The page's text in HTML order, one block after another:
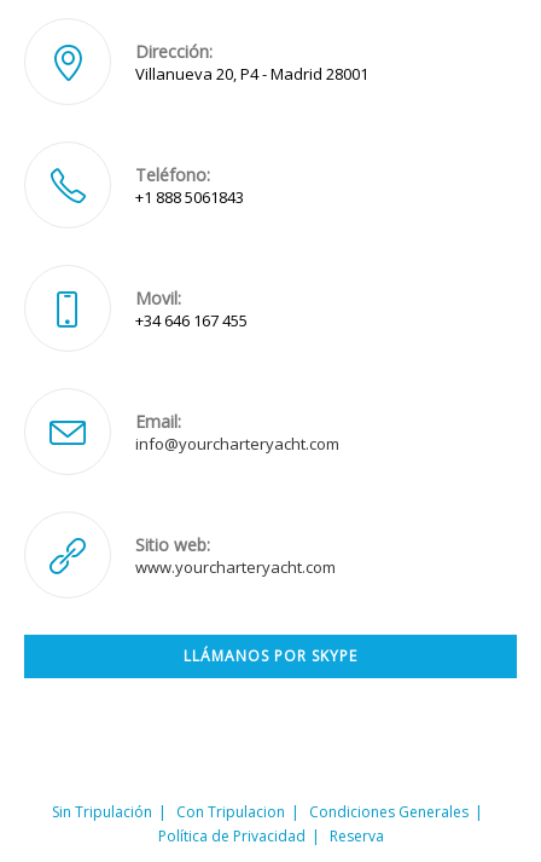
Dirección:
Villanueva 20, P4 - Madrid 28001
Teléfono:
+1 888 5061843
Movil:
+34 646 167 455
Email:
info@yourcharteryacht.com
Sitio web:
www.yourcharteryacht.com
LLÁMANOS POR SKYPE
Sin Tripulación Con Tripulacion
Condiciones Generales
Política de Privacidad
Reserva